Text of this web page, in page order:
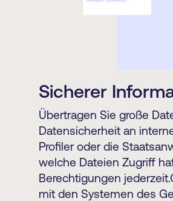
Sicherer
Übertragen Sie große
Datensicherheit an
Profiler oder die
welche Dateien Zugriff
Berechtigungen
mit den Systemen des